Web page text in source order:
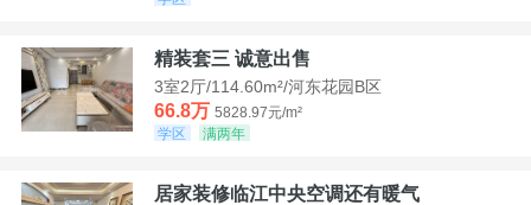
精装套三 诚意出售
3室2厅/114.60m²/河东花园B区
66.8万 5828.97元/m²
学区
满两年
居家装修临江中央空调还有暖气